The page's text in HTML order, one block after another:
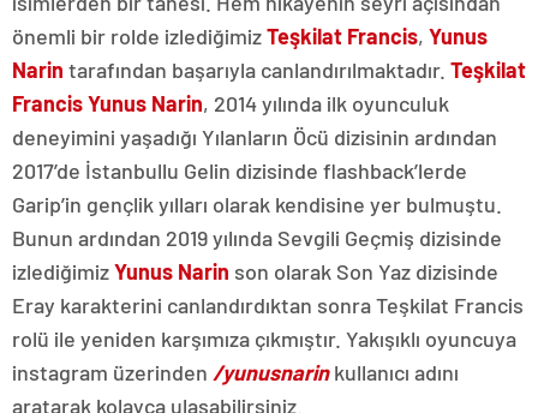
önemli bir rolde izlediğimizTeşkilat Francis, Yunus
Narin tarafından başarıyla canlandırılmaktadır. Teşkilat
Francis Yunus Narin, 2014 yılında ilk oyunculuk
deneyimini yaşadığı Yılanların Öcü dizisinin ardından
2017’de İstanbullu Gelin dizisinde flashback’lerde
Garip’in gençlik yılları olarak kendisine yer bulmuştu.
Bunun ardından 2019 yılında Sevgili Geçmiş dizisinde
izlediğimizYunus Narin son olarak Son Yaz dizisinde
Eray karakterini canlandırdıktan sonra Teşkilat Francis
rolü ile yeniden karşımıza çıkmıştır. Yakışıklı oyuncuya
instagram üzerinden /yunusnarinkullanıcı adını
aratarak kolayca ulaşabilirsiniz.